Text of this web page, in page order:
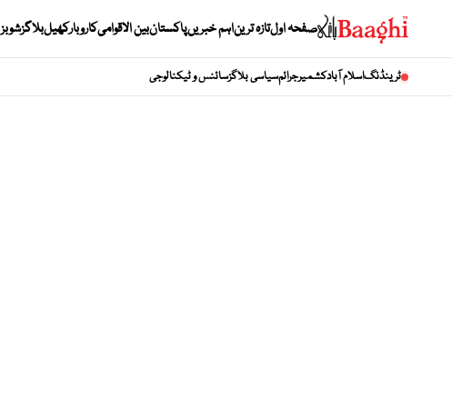
صفحہ اولتازہ تریناہم خبریںپاکستانبین الاقوامیکاروبارکھیلبلاگزشوبز
ٹرینڈنگاسلام آبادکشمیرجرائمسیاسی بلاگزسائنس و ٹیکنالوجی